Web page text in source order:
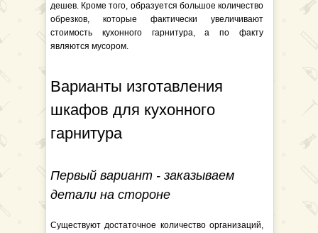
дешев. Кроме того, образуется большое количество
обрезков, которые фактически увеличивают
стоимость кухонного гарнитура, а по факту
являются мусором.
Варианты изготавления
шкафов для кухонного
гарнитура
Первый вариант - заказываем
детали на стороне
Существуют достаточное количество организаций,